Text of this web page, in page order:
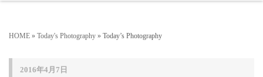
HOME » Today's Photography » Today’s Photography
2016年4月7日